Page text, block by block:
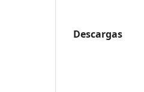
Descargas